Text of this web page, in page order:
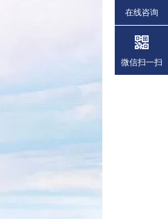
在线咨询
微信扫一扫